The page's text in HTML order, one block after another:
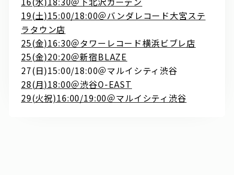
19(土)15:00/18:00＠バンダレコード大宮ステ
ラタウン店
25(金)16:30＠タワーレコード横浜ビブレ店
25(金)20:20＠新宿BLAZE
27(日)15:00/18:00＠マルイシティ渋谷
28(月)18:00＠渋谷O-EAST
29(火祝)16:00/19:00＠マルイシティ渋谷
問い合わせ, 取材,出演依頼
lyrical school official web shop